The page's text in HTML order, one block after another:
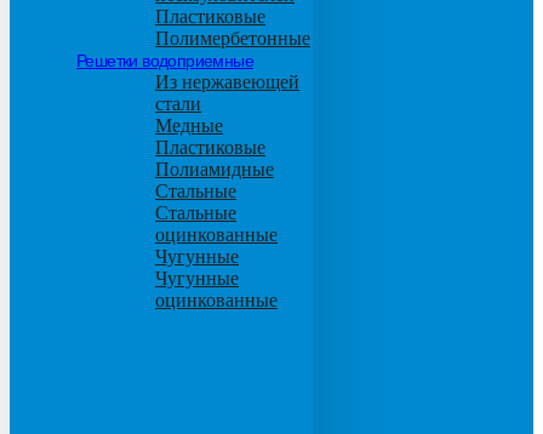
Пластиковые
Полимербетонные
Решетки водоприемные
Из нержавеющей
стали
Медные
Пластиковые
Полиамидные
Стальные
Стальные
оцинкованные
Чугунные
Чугунные
оцинкованные